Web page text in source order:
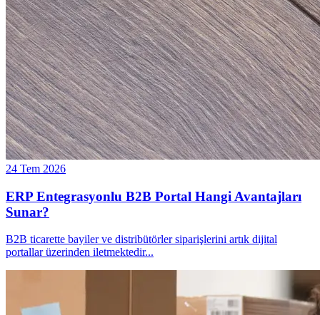
24 Tem 2026
ERP Entegrasyonlu B2B Portal Hangi Avantajları
Sunar?
B2B ticarette bayiler ve distribütörler siparişlerini artık dijital
portallar üzerinden iletmektedir...